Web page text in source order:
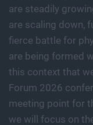
are steadily
are scaling down,
fierce battle for
are being formed
this context that
Forum 2026
meeting point for
we will focus on